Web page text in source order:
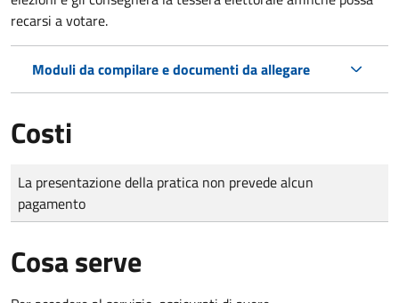
recarsi a votare.
Moduli da compilare e documenti da allegare
Costi
Tipo di pagamento
Importo
La presentazione della pratica non prevede alcun
pagamento
Cosa serve